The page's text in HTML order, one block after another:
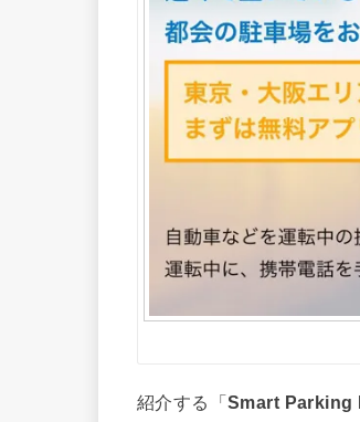
紹介する「Smart Parking